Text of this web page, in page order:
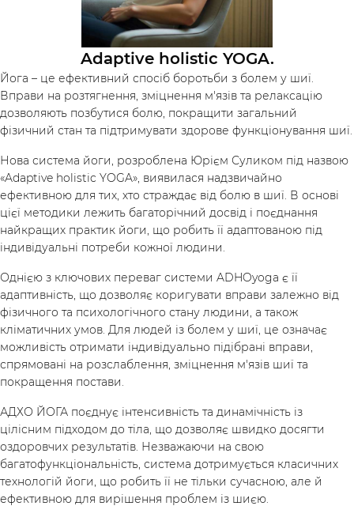
Українська по-русски
Adaptive holistic YOGA.
Йога – це ефективний спосіб боротьби з болем у шиї.
Вправи на розтягнення, зміцнення м'язів та релаксацію
дозволяють позбутися болю, покращити загальний
фізичний стан та підтримувати здорове функціонування шиї.
Нова система йоги, розроблена Юрієм Суликом під назвою
«Adaptive holistic YOGA», виявилася надзвичайно
ефективною для тих, хто страждає від болю в шиї. В основі
цієї методики лежить багаторічний досвід і поєднання
найкращих практик йоги, що робить її адаптованою під
індивідуальні потреби кожної людини.
Однією з ключових переваг системи ADHOyoga є її
адаптивність, що дозволяє коригувати вправи залежно від
фізичного та психологічного стану людини, а також
кліматичних умов. Для людей із болем у шиї, це означає
можливість отримати індивідуально підібрані вправи,
спрямовані на розслаблення, зміцнення м'язів шиї та
покращення постави.
АДХО ЙОГА поєднує інтенсивність та динамічність із
цілісним підходом до тіла, що дозволяє швидко досягти
оздоровчих результатів. Незважаючи на свою
багатофункціональність, система дотримується класичних
технологій йоги, що робить її не тільки сучасною, але й
ефективною для вирішення проблем із шиєю.